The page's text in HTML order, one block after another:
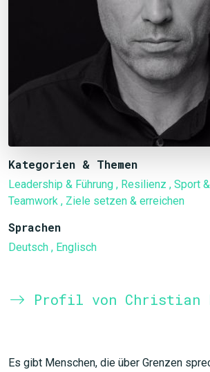
Kategorien & Themen
Leadership & Führung , Resilienz , Sport
Teamwork , Ziele setzen & erreichen
Sprachen
Deutsch , Englisch
Profil von Christian
Es gibt Menschen, die über Grenzen